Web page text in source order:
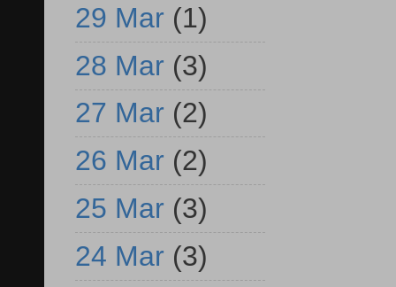
29 Mar (1)
28 Mar (3)
27 Mar (2)
26 Mar (2)
25 Mar (3)
24 Mar (3)